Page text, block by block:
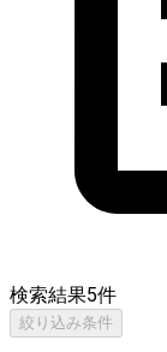
検索結果5件
絞り込み条件